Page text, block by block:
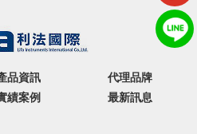
品資訊
代理品牌
績案例
最新訊息